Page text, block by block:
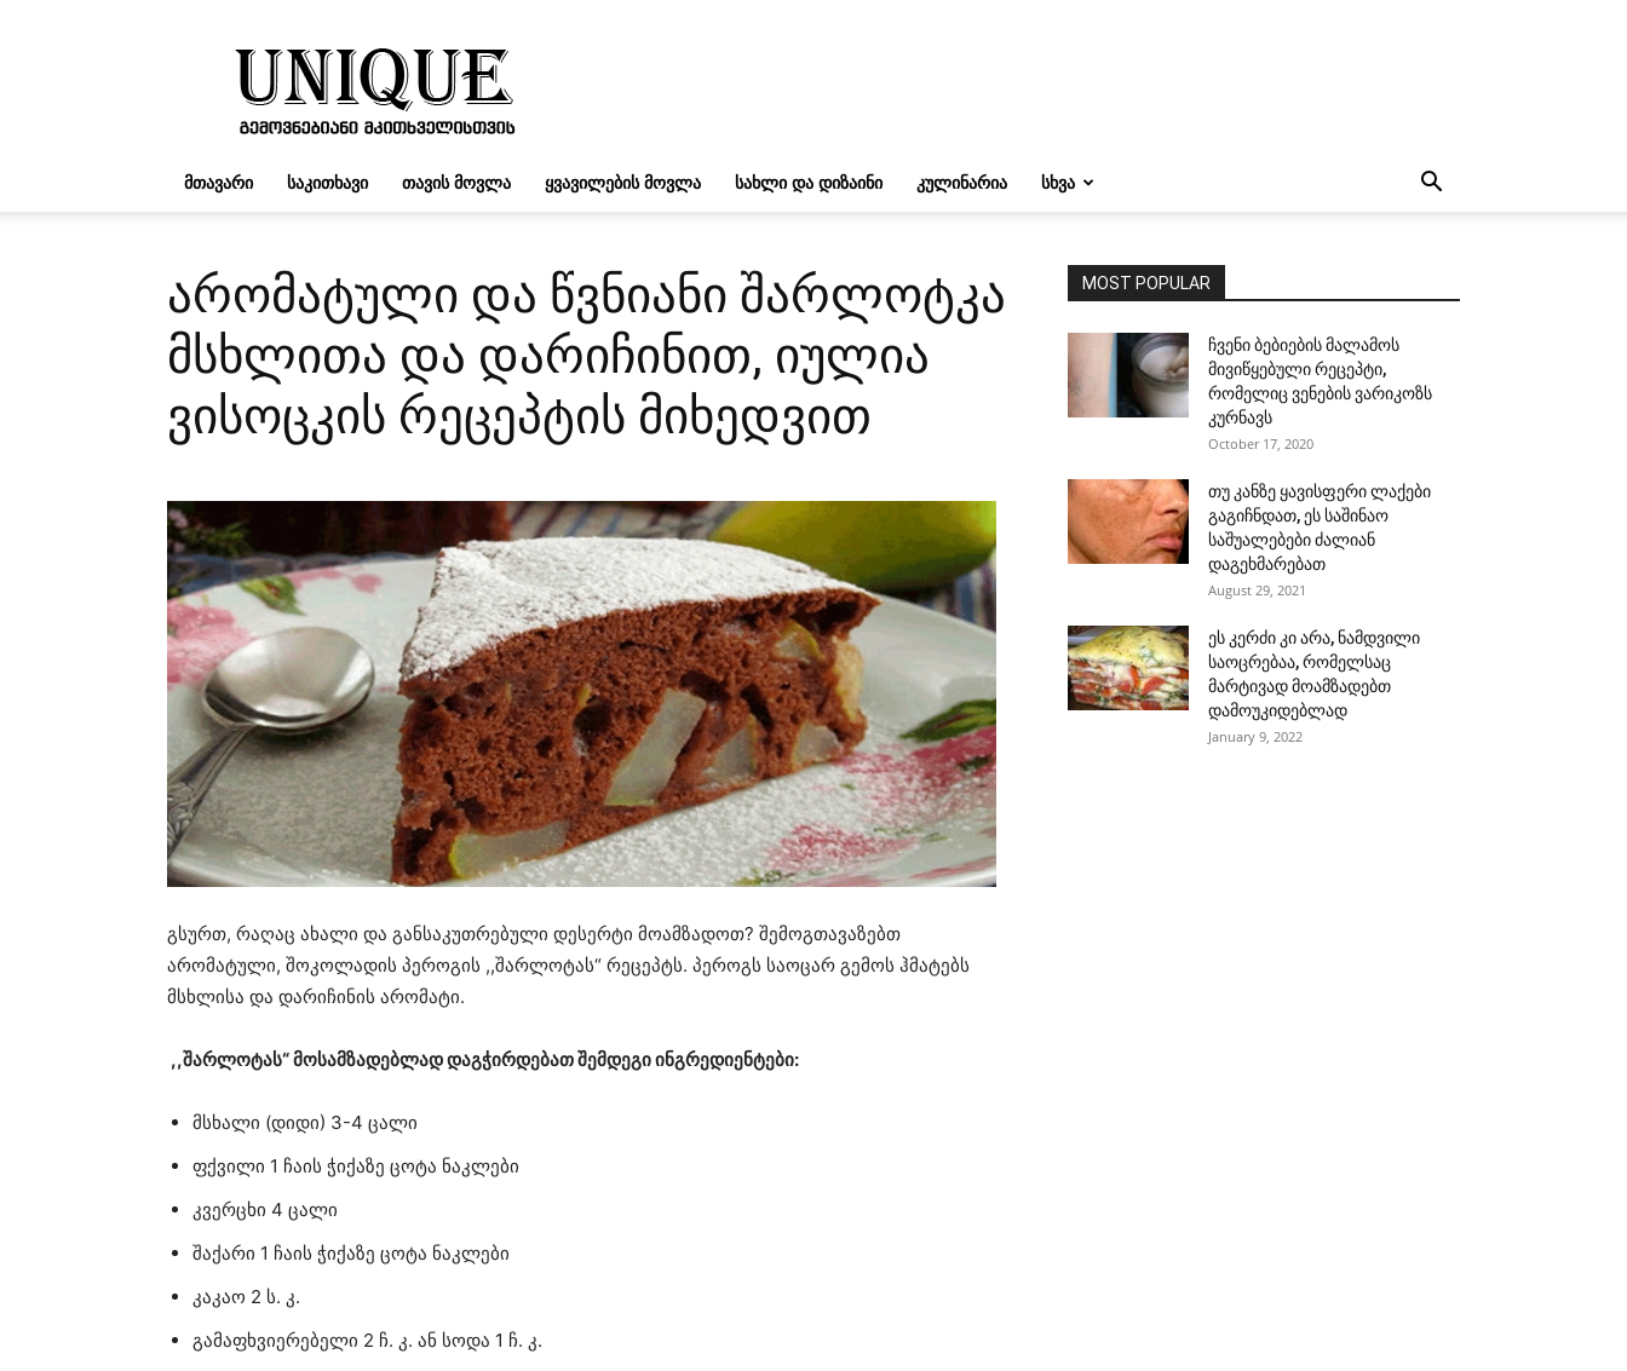
UNIQUE.GE
ᲛᲗᲐᲕᲐᲠᲘ ᲡᲐᲙᲘᲗᲮᲐᲕᲘ ᲗᲐᲕᲘᲡ ᲛᲝᲕᲚᲐ ᲧᲕᲐᲕᲘᲚᲔᲑᲘᲡ ᲛᲝᲕᲚᲐ ᲡᲐᲮᲚᲘ ᲓᲐ ᲓᲘᲖᲐᲘᲜᲘ ᲙᲣᲚᲘᲜᲐᲠᲘᲐ ᲡᲮᲕᲐ
არომატული და წვნიანი შარლოტკა
მსხლითა და დარიჩინით, იულია
ვისოცკის რეცეპტის მიხედვით
გსურთ, რაღაც ახალი და განსაკუთრებული დესერტი მოამზადოთ? შემოგთავაზებთ
არომატული, შოკოლადის პეროგის ,,შარლოტას“ რეცეპტს. პეროგს საოცარ გემოს ჰმატებს
მსხლისა და დარიჩინის არომატი.
,,შარლოტას“ მოსამზადებლად დაგჭირდებათ შემდეგი ინგრედიენტები:
მსხალი (დიდი) 3-4 ცალი
ფქვილი 1 ჩაის ჭიქაზე ცოტა ნაკლები
კვერცხი 4 ცალი
შაქარი 1 ჩაის ჭიქაზე ცოტა ნაკლები
კაკაო 2 ს. კ.
გამაფხვიერებელი 2 ჩ. კ. ან სოდა 1 ჩ. კ.
MOST POPULAR
ჩვენი ბებიების მალამოს
მივიწყებული რეცეპტი,
რომელიც ვენების ვარიკოზს
კურნავს
October 17, 2020
თუ კანზე ყავისფერი ლაქები
გაგიჩნდათ, ეს საშინაო
საშუალებები ძალიან
დაგეხმარებათ
August 29, 2021
ეს კერძი კი არა, ნამდვილი
საოცრებაა, რომელსაც
მარტივად მოამზადებთ
დამოუკიდებლად
January 9, 2022